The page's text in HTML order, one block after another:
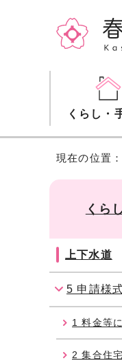
くらし・
現在の位置
くら
上下水道
5 申請様
1 料金等
2 集合住